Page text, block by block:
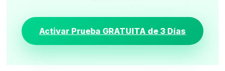
Activar Prueba GRATUITA de 3 Días